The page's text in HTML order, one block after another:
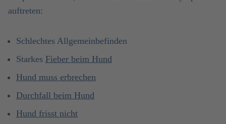
auftreten:
Schlechtes Allgemeinbefinden
Starkes Fieber beim Hund
Hund muss erbrechen
Durchfall beim Hund
Hund frisst nicht